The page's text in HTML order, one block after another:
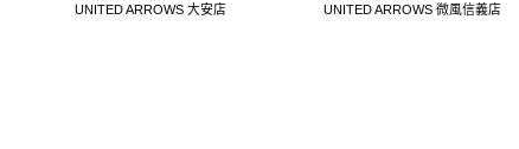
UNITED ARROWS 大安店
UNITED ARROWS 微風信義店